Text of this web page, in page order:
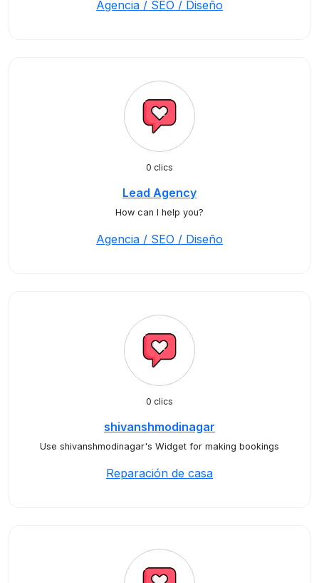
Agencia / SEO / Diseño
0 clics
Lead Agency
How can I help you?
Agencia / SEO / Diseño
0 clics
shivanshmodinagar
Use shivanshmodinagar's Widget for making bookings
Reparación de casa